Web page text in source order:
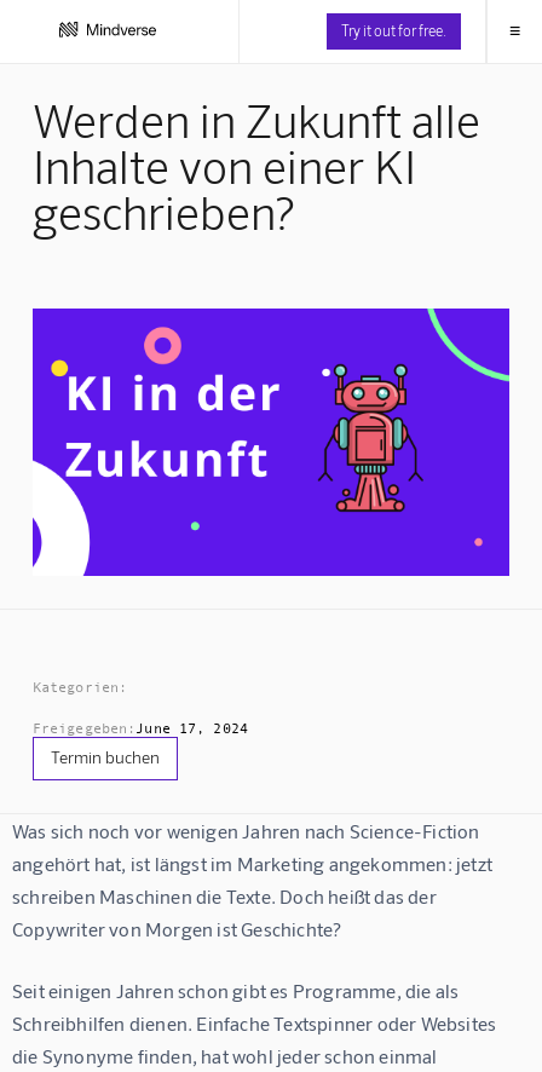
Try it out for free. ≡
Werden in Zukunft alle
Inhalte von einer KI
geschrieben?
Kategorien:
Freigegeben: June 17, 2024
Termin buchen
Was sich noch vor wenigen Jahren nach Science-Fiction
angehört hat, ist längst im Marketing angekommen: jetzt
schreiben Maschinen die Texte. Doch heißt das der
Copywriter von Morgen ist Geschichte?
Seit einigen Jahren schon gibt es Programme, die als
Schreibhilfen dienen. Einfache Textspinner oder Websites
die Synonyme finden, hat wohl jeder schon einmal